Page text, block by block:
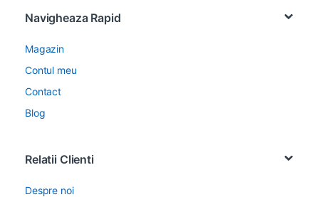
Navigheaza Rapid
Magazin
Contul meu
Contact
Blog
Relatii Clienti
Despre noi